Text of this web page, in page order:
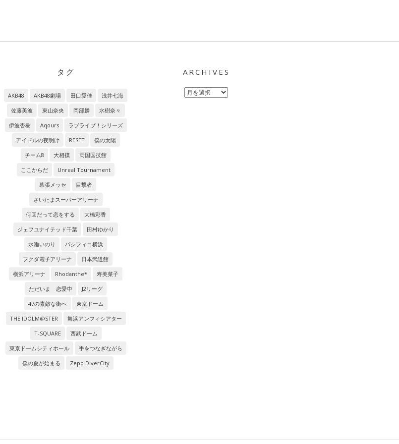
タグ
AKB48 AKB48劇場 田口愛佳
浅井七海
佐藤美波
東山奈央 岡部麟
水樹奈々
伊波杏樹
Aqours
ラブライブ！シリーズ
アイドルの夜明け
RESET
僕の太陽
チーム8
大相撲
両国国技館
ここからだ
Unreal Tournament
幕張メッセ
目撃者
さいたまスーパーアリーナ
何回だって恋をする
大橋彩香
ジェフユナイテッド千葉
田村ゆかり
水瀬いのり
パシフィコ横浜
フクダ電子アリーナ
日本武道館
横浜アリーナ
Rhodanthe*
寿美菜子
ただいま 恋愛中
J2リーグ
47の素敵な街へ
東京ドーム
THE IDOLM@STER
舞浜アンフィシアター
T-SQUARE
西武ドーム
東京ドームシティホール
手をつなぎながら
僕の夏が始まる
Zepp DiverCity
ARCHIVES
Archives